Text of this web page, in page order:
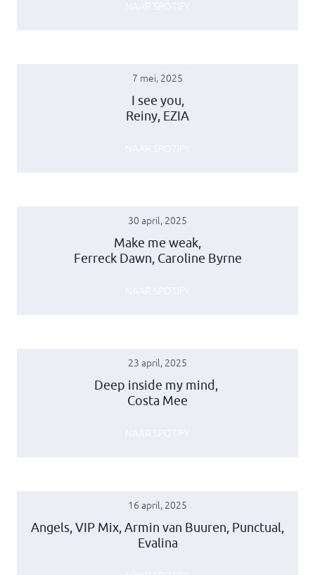
7 mei, 2025
I see you,
Reiny, EZIA
30 april, 2025
Make me weak,
Ferreck Dawn, Caroline Byrne
23 april, 2025
Deep inside my mind,
Costa Mee
16 april, 2025
Angels, VIP Mix, Armin van Buuren, Punctual,
Evalina